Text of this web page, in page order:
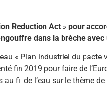
Reduction Act » pour
dans la brèche
« Plan industriel du
fin 2019 pour faire de
au fil de l’eau sur le thème